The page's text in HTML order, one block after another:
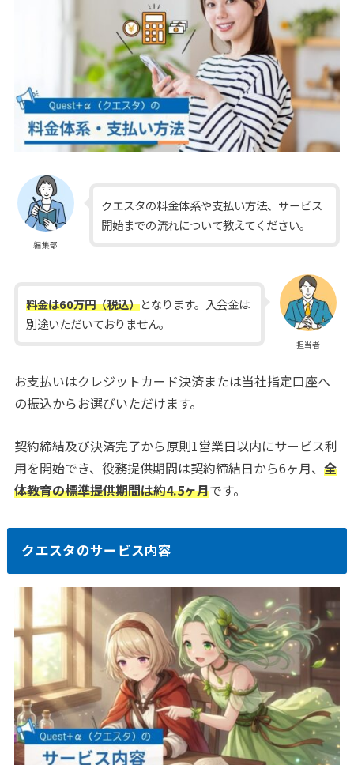
編集部
クエスタの料金体系や支払い方法、サービス
開始までの流れについて教えてください。
担当者
料金は60万円（税込）となります。入会金は
別途いただいておりません。
お支払いはクレジットカード決済または当社指定口座へ
の振込からお選びいただけます。
契約締結及び決済完了から原則1営業日以内にサービス利
用を開始でき、役務提供期間は契約締結日から6ヶ月、 全
体教育の標準提供期間は約4.5ヶ月です。
クエスタのサービス内容